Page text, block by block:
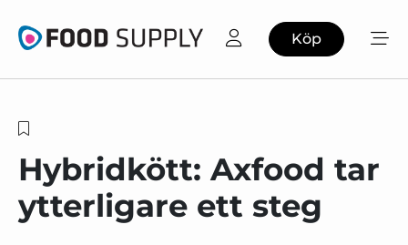
Köp
Hybridkött: Axfood tar
ytterligare ett steg